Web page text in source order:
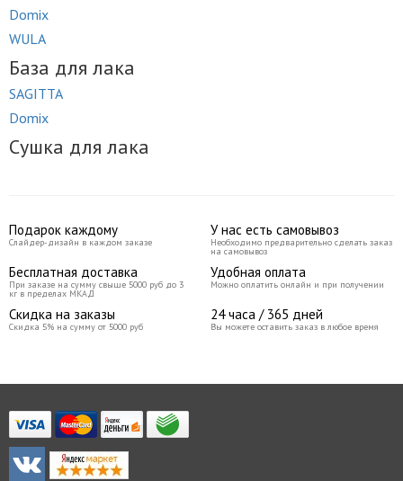
Domix
WULA
База для лака
SAGITTA
Domix
Сушка для лака
Подарок каждому
Слайдер-дизайн в каждом заказе
У нас есть самовывоз
Необходимо предварительно сделать заказ
на самовывоз
Бесплатная доставка
При заказе на сумму свыше 5000 руб до 3
кг в пределах МКАД
Удобная оплата
Можно оплатить онлайн и при получении
Скидка на заказы
Скидка 5% на сумму от 5000 руб
24 часа / 365 дней
Вы можете оставить заказ в любое время